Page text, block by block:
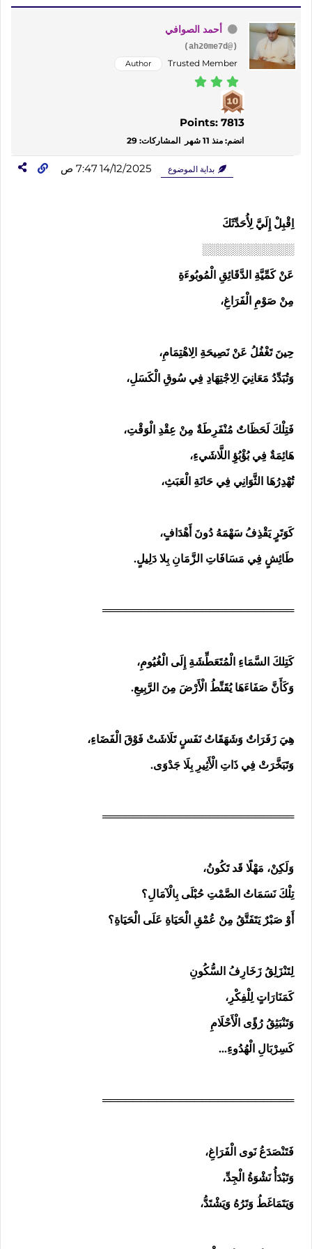
أحمد الصوافي
(@ah20me7d)
Trusted Member
Author
Points: 7813
انضم: منذ 11 شهر المشاركات: 29
بداية الموضوع 14/12/2025 7:47 ص
اِقْبِلْ إِلَيَّ لِأُحَدِّثَكَ
░░░░░░░░░░░░
عَنْ كَمِّيَّةِ الدَّقَائِقِ الْمُوبُوءَةِ
مِنْ صَوْمِ الْفَرَاغِ،
حِينَ تَغْفُلُ عَنْ نَصِيحَةِ الِاهْتِمَامِ،
وَتُبَدِّدُ مَعَانِيَ الِاجْتِهَادِ فِي سُوقِ الْكَسَلِ،
فَتِلْكَ لَحَظَاتٌ مُنْفَرِطَةٌ مِنْ عِقْدِ الْوَقْتِ،
هَائِمَةٌ فِي بُؤْبُؤِ اللَّاشَيءِ،
تُهْدِرُهَا الثَّوَانِي فِي حَانَةِ الْعَبَثِ،
كَوَتَرٍ يَقْذِفُ سَهْمَهُ دُونَ أَهْدَافٍ،
طَائِشٍ فِي مَسَافَاتِ الزَّمَانِ بِلا دَلِيلٍ.
═════════════════════════
كَتِلكَ السَّمَاءِ الْمُتَعَطِّشَةِ إِلَى الْغُيُومِ،
وَكَأَنَّ صَفَاءَهَا يُقَنِّطُ الْأَرْضَ مِنَ الرَّبِيعِ.
هِيَ زَفَرَاتٌ وَشَهَقَاتُ نَفَسٍ تَلَاشَتْ فَوْقَ الْفَضَاءِ،
وَتَبَخَّرَتْ فِي ذَاتِ الْأَثِيرِ بِلَا جَدْوَى.
═════════════════════════
وَلَكِنْ، مَهْلًا قَد تَكُونُ،
تِلْكَ نَسَمَاتُ الصَّمْتِ حُبْلَى بِالْآمَالِ؟
أَوْ صَبْرٌ يَتَفَتَّقُ مِنْ عُمْقِ الْحَيَاةِ عَلَى الْحَيَاةِ؟
لِتَنْزَلِقُ زَخَارِفُ السُّكُونِ
كَمَنَارَاتٍ لِلْفِكْرِ،
وَتَنْبَثِقُ رُؤًى الْأَحْلَامِ
كَسِرْبَالِ الْهُدُوءِ…
═════════════════════════
فَتَنْصَدَعُ نَوى الْفَرَاغِ،
وَتَبْدَأُ نَشْوَةُ الْجِدِّ،
وَيَتَمَاغَطُ وَتَرُهُ وَيَشْتَدُّ،